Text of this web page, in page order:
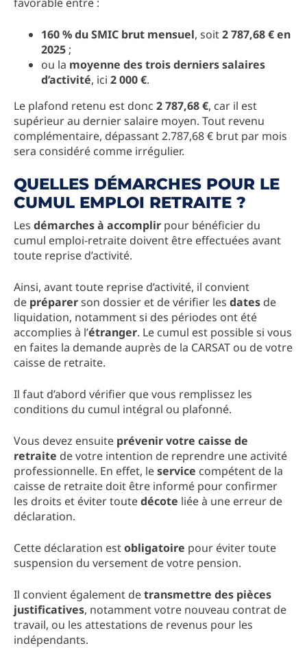
160 % du SMIC brut mensuel, soit2 787,68 € en
2025 ;
ou la moyenne des trois derniers salaires
d’activité, ici 2 000 €.
Le plafond retenu est donc 2 787,68 €, car il est
supérieur au dernier salaire moyen. Tout revenu
complémentaire, dépassant 2.787,68 € brut par mois
sera considéré comme irrégulier.
QUELLES DÉMARCHES POUR LE
CUMUL EMPLOI RETRAITE ?
Les démarches à accomplir pour bénéficier du
cumul emploi-retraite doivent être effectuées avant
toute reprise d’activité.
Ainsi, avant toute reprise d’activité, il convient
de préparerson dossier et de vérifier les dates de
liquidation, notamment si des périodes ont été
accomplies à l’étranger. Le cumul est possible si vous
en faites la demande auprès de la CARSAT ou de votre
caisse de retraite.
Il faut d’abord vérifier que vous remplissez les
conditions du cumul intégral ou plafonné.
Vous devez ensuite prévenir votre caisse de
retraite de votre intention de reprendre une activité
professionnelle. En effet, leservice compétent de la
caisse de retraite doit être informé pour confirmer
les droits et éviter toutedécote liée à une erreur de
déclaration.
Cette déclaration estobligatoire pour éviter toute
suspension du versement de votre pension.
Il convient également detransmettre des pièces
justificatives, notamment votre nouveau contrat de
travail, ou les attestations de revenus pour les
indépendants.